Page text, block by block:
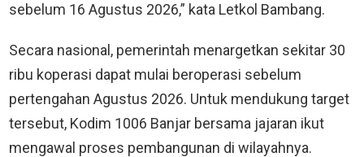
sebelum 16 Agustus 2026,” kata Letkol Bambang.
Secara nasional, pemerintah menargetkan sekitar 30
ribu koperasi dapat mulai beroperasi sebelum
pertengahan Agustus 2026. Untuk mendukung target
tersebut, Kodim 1006 Banjar bersama jajaran ikut
mengawal proses pembangunan di wilayahnya.